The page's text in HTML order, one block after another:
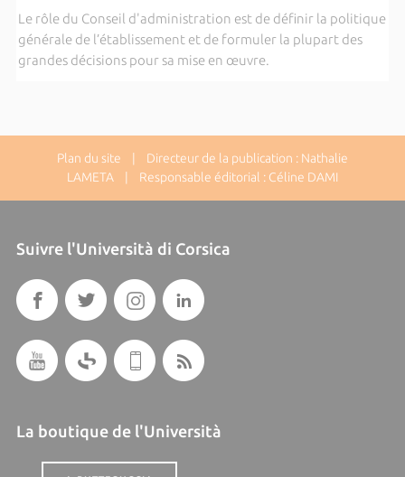
Le rôle du Conseil d'administration est de définir la politique
générale de l’établissement et de formuler la plupart des
grandes décisions pour sa mise en œuvre.
Plan du site | Directeur de la publication : Nathalie
LAMETA | Responsable éditorial : Céline DAMI
Suivre l'Università di Corsica
La boutique de l'Università